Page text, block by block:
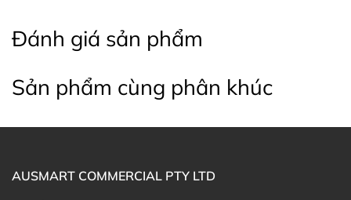
Đánh giá sản phẩm
Sản phẩm cùng phân khúc
AUSMART COMMERCIAL PTY LTD